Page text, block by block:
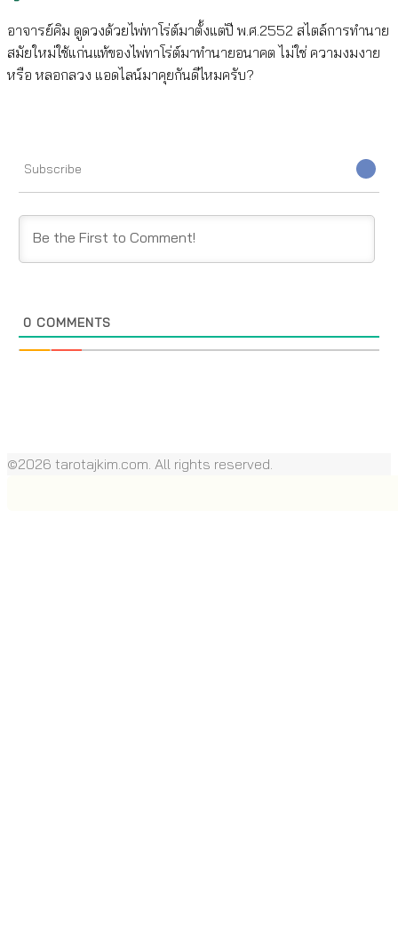
อาจารย์คิม ดูดวงด้วยไพ่ทาโร่ต์มาตั้งแต่ปี พ.ศ.2552 สไตล์การทำนาย
สมัยใหม่ใช้แก่นแท้ของไพ่ทาโร่ต์มาทำนายอนาคต ไม่ใช่ ความงมงาย
หรือ หลอกลวง แอดไลน์มาคุยกันดีไหมครับ?
Subscribe
0 COMMENTS
©2026 tarotajkim.com. All rights reserved.